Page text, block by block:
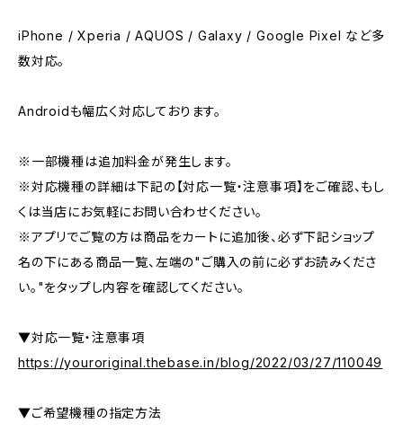
iPhone / Xperia / AQUOS / Galaxy / Google Pixel など多
数対応。
Androidも幅広く対応しております。
※一部機種は追加料金が発生します。
※対応機種の詳細は下記の【対応一覧・注意事項】をご確認、もし
くは当店にお気軽にお問い合わせください。
※アプリでご覧の方は商品をカートに追加後、必ず下記ショップ
名の下にある商品一覧、左端の"ご購入の前に必ずお読みくださ
い。"をタップし内容を確認してください。
▼対応一覧・注意事項
https://youroriginal.thebase.in/blog/2022/03/27/110049
▼ご希望機種の指定方法